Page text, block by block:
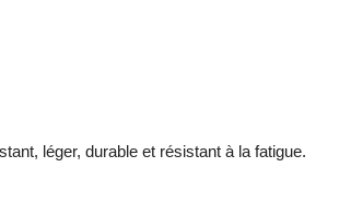
léger, durable et résistant à la fatigue.